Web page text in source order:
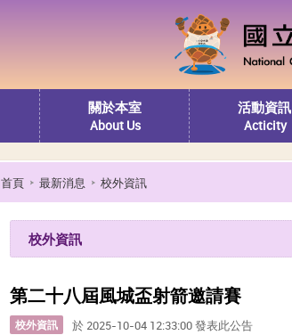
關於本室
About Us
活動資訊
Acticity
首頁 最新消息 校外資訊
校外資訊
第二十八屆風城盃射箭邀請賽
校外資訊 於 2025-10-04 12:33:00 發表此公告